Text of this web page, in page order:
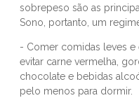
sobrepeso são as
Sono, portanto, um
- Comer comidas leves e
evitar carne vermelha,
chocolate e bebidas
pelo menos para dormir.